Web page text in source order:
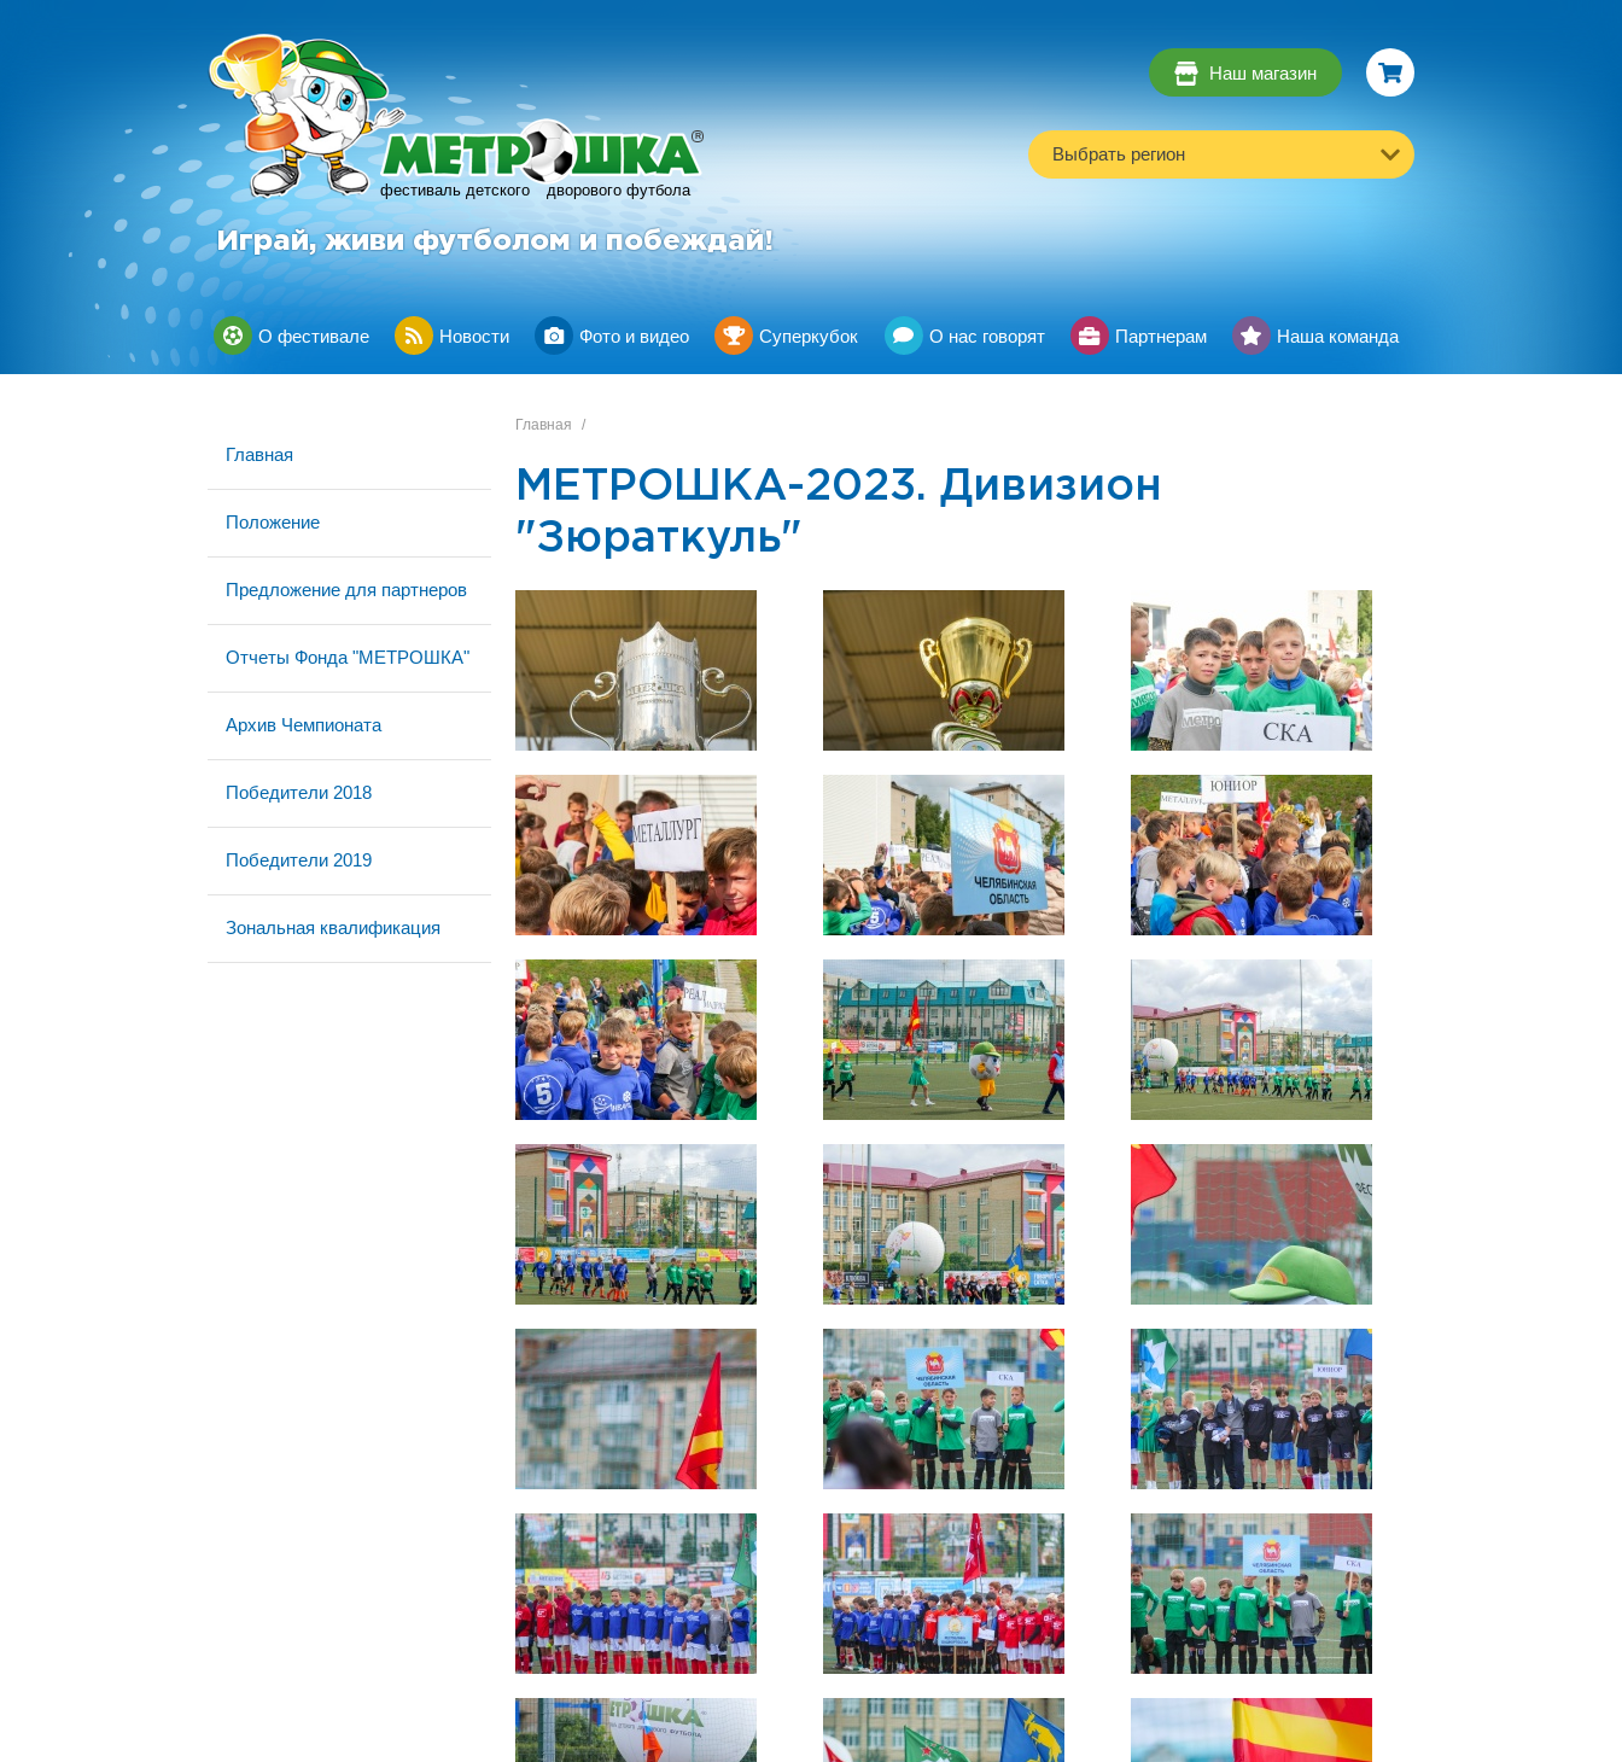
фестиваль детского дворового футбола
R
Играй, живи футболом и побеждай!
Наш магазин
Выбрать регион
О фестивале Новости Фото и видео Суперкубок О нас говорят Партнерам Наша команда
Главная
Положение
Предложение для партнеров
Отчеты Фонда "МЕТРОШКА"
Архив Чемпионата
Победители 2018
Победители 2019
Зональная квалификация
Главная /
МЕТРОШКА-2023. Дивизион
"Зюраткуль"